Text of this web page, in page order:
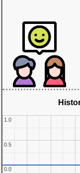
0.0
0.0
0.5
0.5
1.0
1.0